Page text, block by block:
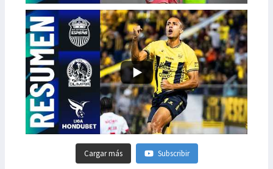
Cargar más Subscribir